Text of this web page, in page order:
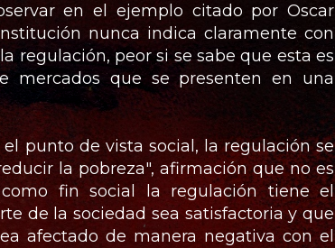
en el ejemplo citado por Oscar
nunca indica claramente con
regulación, peor si se sabe que esta es
mercados que se presenten en una
punto de vista social, la regulación se
la pobreza", afirmación que no es
fin social la regulación tiene el
de la sociedad sea satisfactoria y que
afectado de manera negativa con el